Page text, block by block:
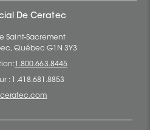
De Ceratec
Saint-Sacrement
Québec G1N 3Y3
1.800.663.8445
: 1.418.681.8853